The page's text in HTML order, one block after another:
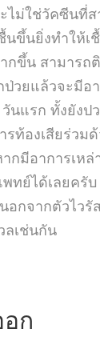
ไม่ใช่วัคซีนที่
ขึ้นยิ่งทำให้เ
กขึ้น สามารถ
วยแล้วจะมีอ
นแรก ทั้งยังป
ท้องเสียร่วม
กมีอาการเห
ทย์ได้เลยครับ
กจากตัวไวรั
ลเช่นกัน
ก